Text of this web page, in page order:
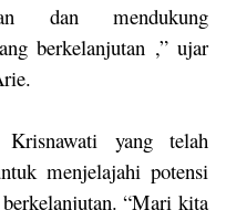
dan mendukung
berkelanjutan ,” ujar
Krisnawati yang telah
menjelajahi potensi
. “Mari kita